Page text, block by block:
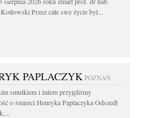
Przez całe swe życie był...
PAPLACZYK POZNAŃ
smutkiem i żalem przyjęliśmy
o śmierci Henryka Paplaczyka Odszedł